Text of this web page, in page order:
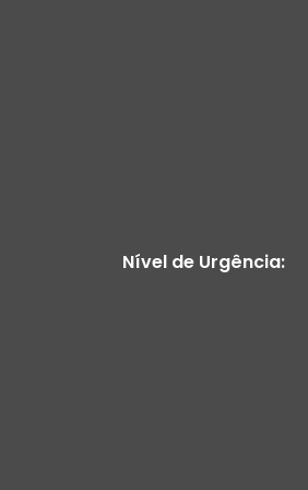
Nível de Urgência: